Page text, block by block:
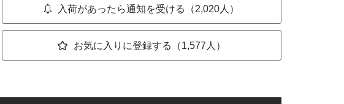
入荷があったら通知を受ける（2,020人）
お気に入りに登録する（1,577人）